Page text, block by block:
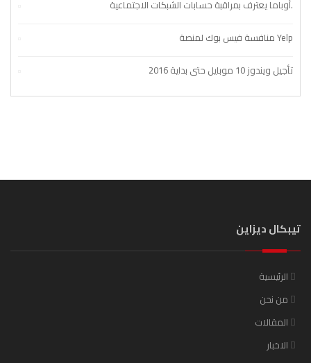
أوباما يعترف بمراقبة حسابات الشبكات الاجتماعية.
منافسة فيس بوك لمنصة Yelp
تأجيل ويندوز 10 موبايل حتى بداية 2016
تيبكال ديزاين
الرئيسية
من نحن
المقالات
الاخبار